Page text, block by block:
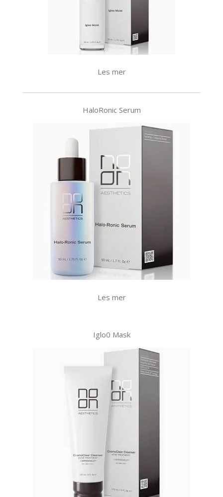
Les mer
HaloRonic Serum
Les mer
Iglo0 Mask